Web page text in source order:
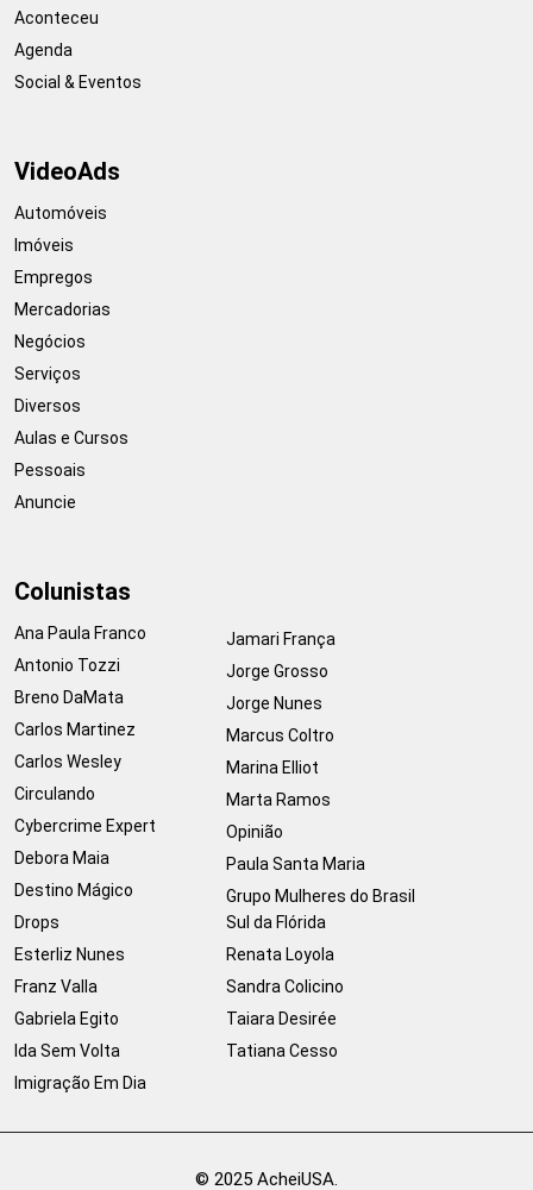
Aconteceu
Agenda
Social & Eventos
VideoAds
Automóveis
Imóveis
Empregos
Mercadorias
Negócios
Serviços
Diversos
Aulas e Cursos
Pessoais
Anuncie
Colunistas
Ana Paula Franco
Antonio Tozzi
Breno DaMata
Carlos Martinez
Carlos Wesley
Circulando
Cybercrime Expert
Debora Maia
Destino Mágico
Drops
Esterliz Nunes
Franz Valla
Gabriela Egito
Ida Sem Volta
Imigração Em Dia
Jamari França
Jorge Grosso
Jorge Nunes
Marcus Coltro
Marina Elliot
Marta Ramos
Opinião
Paula Santa Maria
Grupo Mulheres do Brasil
Sul da Flórida
Renata Loyola
Sandra Colicino
Taiara Desirée
Tatiana Cesso
© 2025 AcheiUSA.